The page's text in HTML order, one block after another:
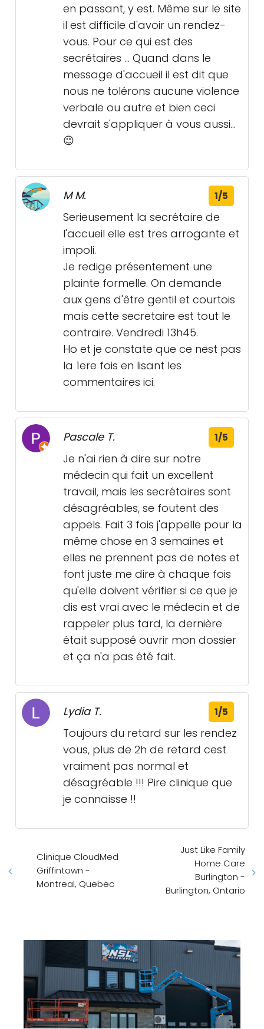
en passant, y est. Même sur le site
il est difficile d'avoir un rendez-
vous. Pour ce qui est des
secrétaires ... Quand dans le
message d'accueil il est dit que
nous ne tolérons aucune violence
verbale ou autre et bien ceci
devrait s'appliquer à vous aussi...
😉
M M. 1/5
Serieusement la secrétaire de
l'accueil elle est tres arrogante et
impoli.
Je redige présentement une
plainte formelle. On demande
aux gens d'être gentil et courtois
mais cette secretaire est tout le
contraire. Vendredi 13h45.
Ho et je constate que ce nest pas
la 1ere fois en lisant les
commentaires ici.
Pascale T. 1/5
Je n'ai rien à dire sur notre
médecin qui fait un excellent
travail, mais les secrétaires sont
désagréables, se foutent des
appels. Fait 3 fois j'appelle pour la
même chose en 3 semaines et
elles ne prennent pas de notes et
font juste me dire à chaque fois
qu'elle doivent vérifier si ce que je
dis est vrai avec le médecin et de
rappeler plus tard, la dernière
était supposé ouvrir mon dossier
et ça n'a pas été fait.
Lydia T. 1/5
Toujours du retard sur les rendez
vous, plus de 2h de retard cest
vraiment pas normal et
désagréable !!! Pire clinique que
je connaisse !!
Clinique CloudMed
Griffintown -
Montreal, Quebec
Just Like Family
Home Care
Burlington -
Burlington, Ontario